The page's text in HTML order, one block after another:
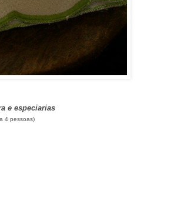
e especiarias
4 pessoas)